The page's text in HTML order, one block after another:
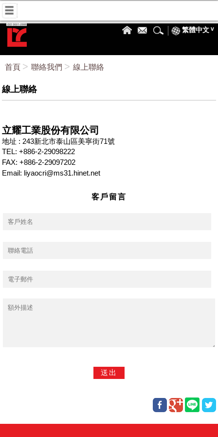
繁體中文
首頁 聯絡我們 線上聯絡
線上聯絡
立耀工業股份有限公司
地址 : 243新北市泰山區美寧街71號
TEL: +886-2-29098222
FAX: +886-2-29097202
Email: liyaocri@ms31.hinet.net
客戶留言